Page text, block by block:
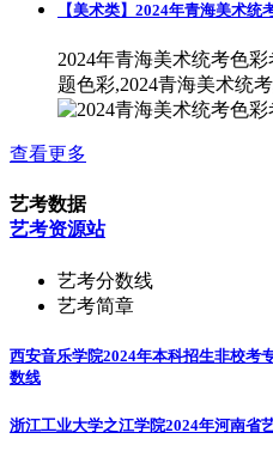
【美术类】2024年青海美术统
2024年青海美术统考色
题色彩,2024青海美术统考
查看更多
艺考数据
艺考资源站
艺考分数线
艺考简章
西安音乐学院2024年本科招生非校考
数线
浙江工业大学之江学院2024年河南省